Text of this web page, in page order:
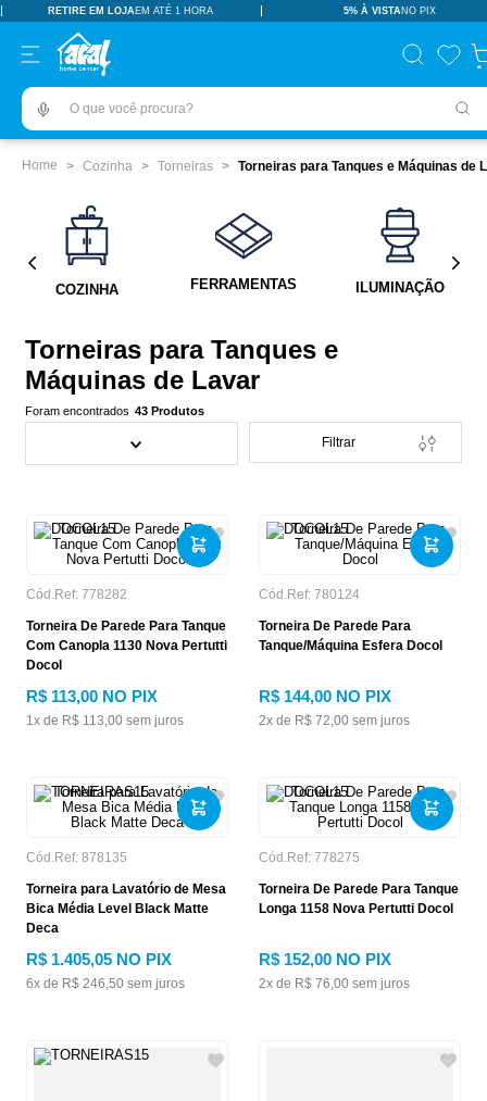
RETIRE EM LOJAEM ATÉ 1 HORA 5% À VISTANO PIX
O que você procura?
Cozinha Torneiras Torneiras para Tanques e Máquinas de
COZINHA FERRAMENTAS ILUMINAÇÃO
Torneiras para Tanques e
Máquinas de Lavar
43 Produtos
Filtrar
Cód.Ref: 778282
Torneira De Parede Para Tanque
Com Canopla 1130 Nova Pertutti
Docol
R$ 113,00 NO PIX
1x de R$ 113,00 sem juros
Cód.Ref: 780124
Torneira De Parede Para
Tanque/Máquina Esfera Docol
R$ 144,00 NO PIX
2x de R$ 72,00 sem juros
Cód.Ref: 878135
Torneira para Lavatório de Mesa
Bica Média Level Black Matte
Deca
R$ 1.405,05 NO PIX
6x de R$ 246,50 sem juros
Cód.Ref: 778275
Torneira De Parede Para Tanque
Longa 1158 Nova Pertutti Docol
R$ 152,00 NO PIX
2x de R$ 76,00 sem juros
TERMOS MAIS BUSCADOS
pisos revestimentos
º ceramica
revestimento
6 vaso sanitário
8º porta
9º chuveiro
10º 18l